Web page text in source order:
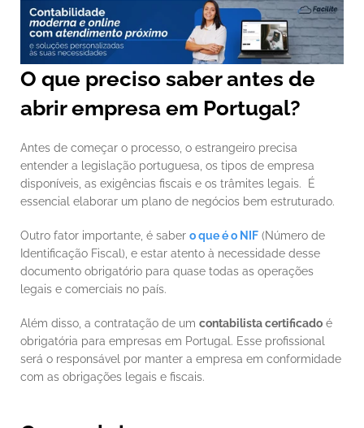
O que preciso saber antes de
abrir empresa em Portugal?
Antes de começar o processo, o estrangeiro precisa
entender a legislação portuguesa, os tipos de empresa
disponíveis, as exigências fiscais e os trâmites legais.  É
essencial elaborar um plano de negócios bem estruturado.
Outro fator importante, é saber o que é o NIF (Número de
Identificação Fiscal), e estar atento à necessidade desse
documento obrigatório para quase todas as operações
legais e comerciais no país.
Além disso, a contratação de um contabilista certificado é
obrigatória para empresas em Portugal. Esse profissional
será o responsável por manter a empresa em conformidade
com as obrigações legais e fiscais.